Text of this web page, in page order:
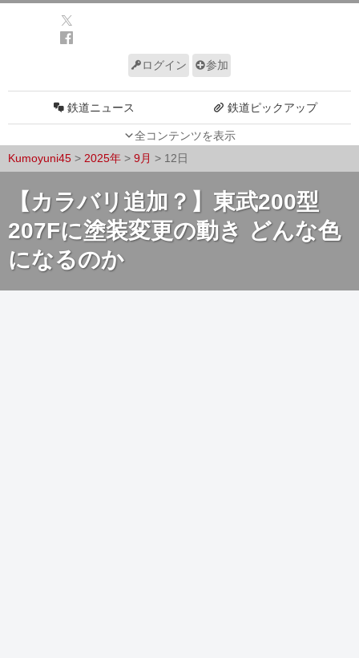
ログイン 参加
全コンテンツを表示
鉄道ニュース 鉄道ピックアップ
車両技術 路線探訪
ルール サイトについて
Kumoyuni45 > 2025年 > 9月 > 12日
【カラバリ追加？】東武200型
207Fに塗装変更の動き どんな色
になるのか